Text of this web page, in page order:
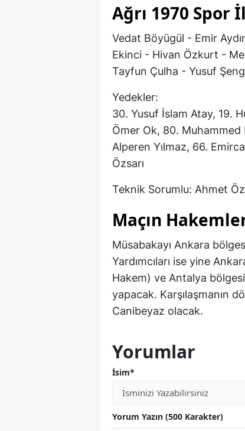
Ağrı 1970 Spor
Vedat Böyügül - Emir
Ekinci - Hivan Özkurt -
Tayfun Çulha - Yusuf
Yedekler:
30. Yusuf İslam Atay, 19.
Ömer Ok, 80.
Alperen Yılmaz, 66.
Özsarı
Teknik Sorumlu: Ahmet
Maçın
Müsabakayı Ankara
Yardımcıları ise yine
Hakem) ve Antalya
yapacak. Karşılaşmanın
Canibeyaz olacak.
Yorumlar
İsim*
Yorum Yazın (500 Karakter)